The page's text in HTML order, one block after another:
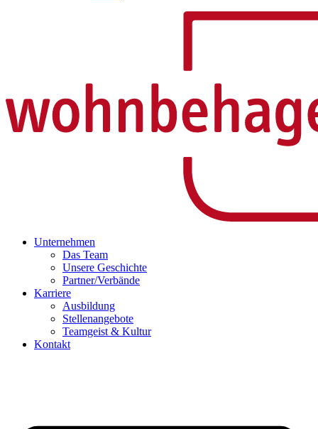
Unternehmen
Das Team
Unsere Geschichte
Partner/Verbände
Karriere
Ausbildung
Stellenangebote
Teamgeist & Kultur
Kontakt